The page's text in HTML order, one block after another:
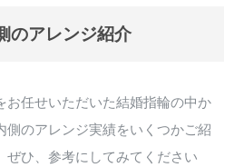
のアレンジ紹介
お任せいただいた結婚指輪の中か
側のアレンジ実績をいくつかご紹
ぜひ、参考にしてみてください